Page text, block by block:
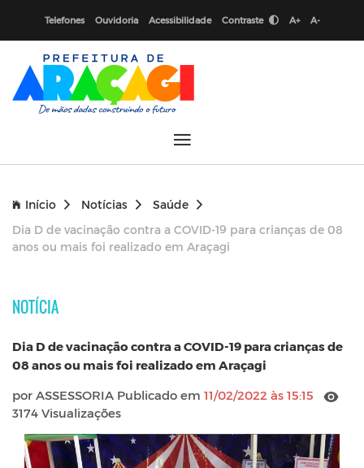
Telefones Ouvidoria Acessibilidade Contraste A+ A-
Início Notícias
Saúde
Dia D de vacinação contra a COVID-19 para crianças de 08
anos ou mais foi realizado em Araçagi
NOTÍCIA
Dia D de vacinação contra a COVID-19 para crianças de
08 anos ou mais foi realizado em Araçagi
por ASSESSORIA Publicado em 11/02/2022 às 15:15
3174 Visualizações